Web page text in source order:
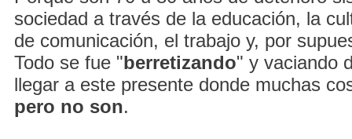
sociedad a través de la educación, la
de comunicación, el trabajo y, por
Todo se fue "berretizando" y vaciando
llegar a este presente donde muchas
pero no son.